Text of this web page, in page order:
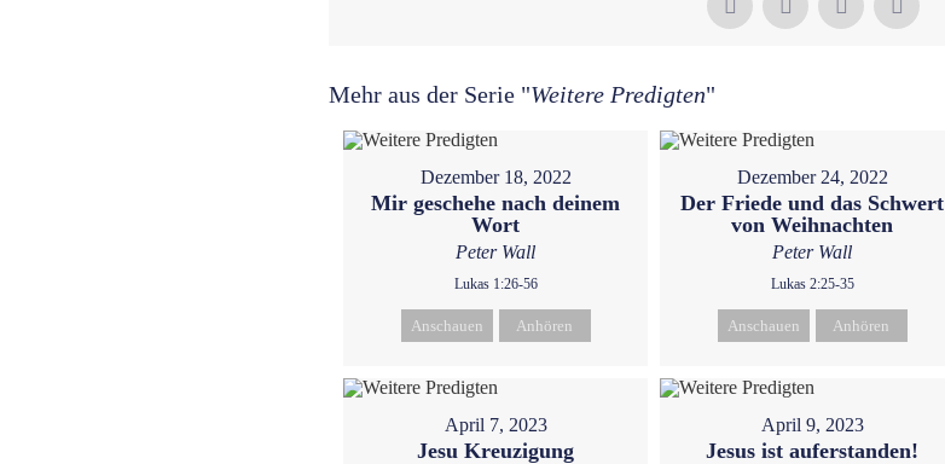
Mehr aus der Serie "Weitere Predigten"
Dezember 18, 2022
Mir geschehe nach deinem
Wort
Peter Wall
Lukas 1:26-56
Anschauen Anhören
Dezember 24, 2022
Der Friede und das Schwert
von Weihnachten
Peter Wall
Lukas 2:25-35
Anschauen Anhören
April 7, 2023
Jesu Kreuzigung
April 9, 2023
Jesus ist auferstanden!